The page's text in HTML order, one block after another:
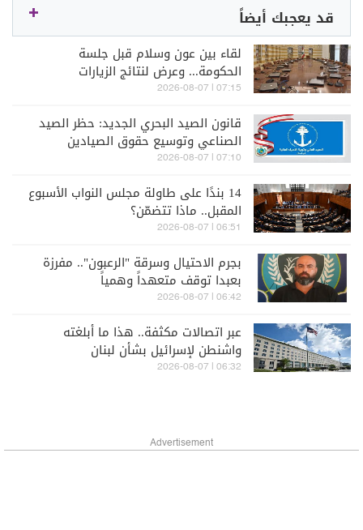
قد يعجبك أيضاً
لقاء بين عون وسلام قبل جلسة
الحكومة... وعرض لنتائج الزيارات
والمفاوضات
07:15 | 2026-08-07
قانون الصيد البحري الجديد: حظر الصيد
الصناعي وتوسيع حقوق الصيادين
07:10 | 2026-08-07
14 بندًا على طاولة مجلس النواب الأسبوع
المقبل.. ماذا تتضمّن؟
06:51 | 2026-08-07
بجرم الاحتيال وسرقة "الرعبون".. مفرزة
بعبدا توقف متعهداً وهمياً
06:42 | 2026-08-07
عبر اتصالات مكثفة.. هذا ما أبلغته
واشنطن لإسرائيل بشأن لبنان
06:32 | 2026-08-07
Advertisement